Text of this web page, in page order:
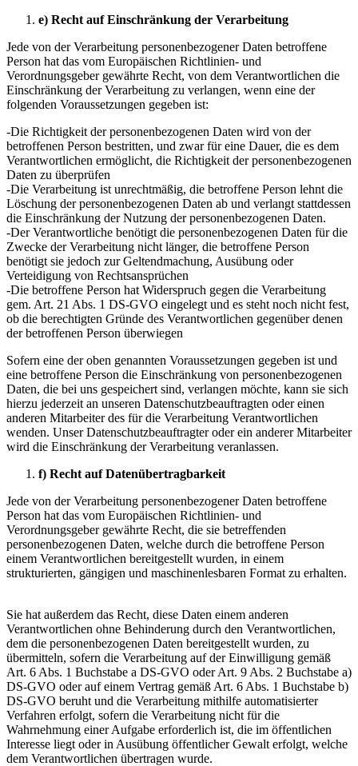
e) Recht auf Einschränkung der Verarbeitung
Jede von der Verarbeitung personenbezogener Daten betroffene
Person hat das vom Europäischen Richtlinien- und
Verordnungsgeber gewährte Recht, von dem Verantwortlichen die
Einschränkung der Verarbeitung zu verlangen, wenn eine der
folgenden Voraussetzungen gegeben ist:
-Die Richtigkeit der personenbezogenen Daten wird von der
betroffenen Person bestritten, und zwar für eine Dauer, die es dem
Verantwortlichen ermöglicht, die Richtigkeit der personenbezogenen
Daten zu überprüfen
-Die Verarbeitung ist unrechtmäßig, die betroffene Person lehnt die
Löschung der personenbezogenen Daten ab und verlangt stattdessen
die Einschränkung der Nutzung der personenbezogenen Daten.
-Der Verantwortliche benötigt die personenbezogenen Daten für die
Zwecke der Verarbeitung nicht länger, die betroffene Person
benötigt sie jedoch zur Geltendmachung, Ausübung oder
Verteidigung von Rechtsansprüchen
-Die betroffene Person hat Widerspruch gegen die Verarbeitung
gem. Art. 21 Abs. 1 DS-GVO eingelegt und es steht noch nicht fest,
ob die berechtigten Gründe des Verantwortlichen gegenüber denen
der betroffenen Person überwiegen
Sofern eine der oben genannten Voraussetzungen gegeben ist und
eine betroffene Person die Einschränkung von personenbezogenen
Daten, die bei uns gespeichert sind, verlangen möchte, kann sie sich
hierzu jederzeit an unseren Datenschutzbeauftragten oder einen
anderen Mitarbeiter des für die Verarbeitung Verantwortlichen
wenden. Unser Datenschutzbeauftragter oder ein anderer Mitarbeiter
wird die Einschränkung der Verarbeitung veranlassen.
f) Recht auf Datenübertragbarkeit
Jede von der Verarbeitung personenbezogener Daten betroffene
Person hat das vom Europäischen Richtlinien- und
Verordnungsgeber gewährte Recht, die sie betreffenden
personenbezogenen Daten, welche durch die betroffene Person
einem Verantwortlichen bereitgestellt wurden, in einem
strukturierten, gängigen und maschinenlesbaren Format zu erhalten.
Sie hat außerdem das Recht, diese Daten einem anderen
Verantwortlichen ohne Behinderung durch den Verantwortlichen,
dem die personenbezogenen Daten bereitgestellt wurden, zu
übermitteln, sofern die Verarbeitung auf der Einwilligung gemäß
Art. 6 Abs. 1 Buchstabe a DS-GVO oder Art. 9 Abs. 2 Buchstabe a)
DS-GVO oder auf einem Vertrag gemäß Art. 6 Abs. 1 Buchstabe b)
DS-GVO beruht und die Verarbeitung mithilfe automatisierter
Verfahren erfolgt, sofern die Verarbeitung nicht für die
Wahrnehmung einer Aufgabe erforderlich ist, die im öffentlichen
Interesse liegt oder in Ausübung öffentlicher Gewalt erfolgt, welche
dem Verantwortlichen übertragen wurde.